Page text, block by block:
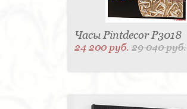
Часы Pintdecor P3018
24 200 руб.29 040 руб.